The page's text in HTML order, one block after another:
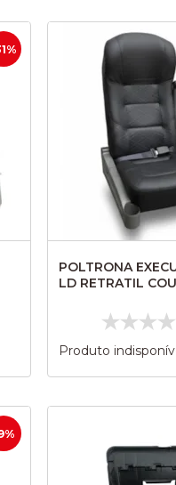
POLTRONA
LD RETRATIL
Produto